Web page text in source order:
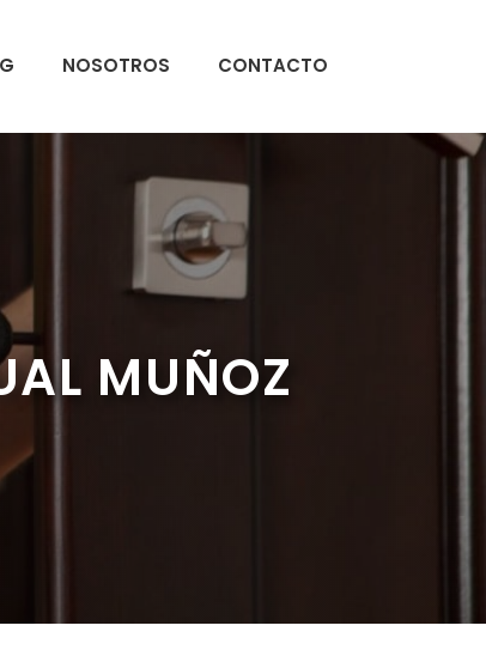
NOSOTROS CONTACTO
MUÑOZ